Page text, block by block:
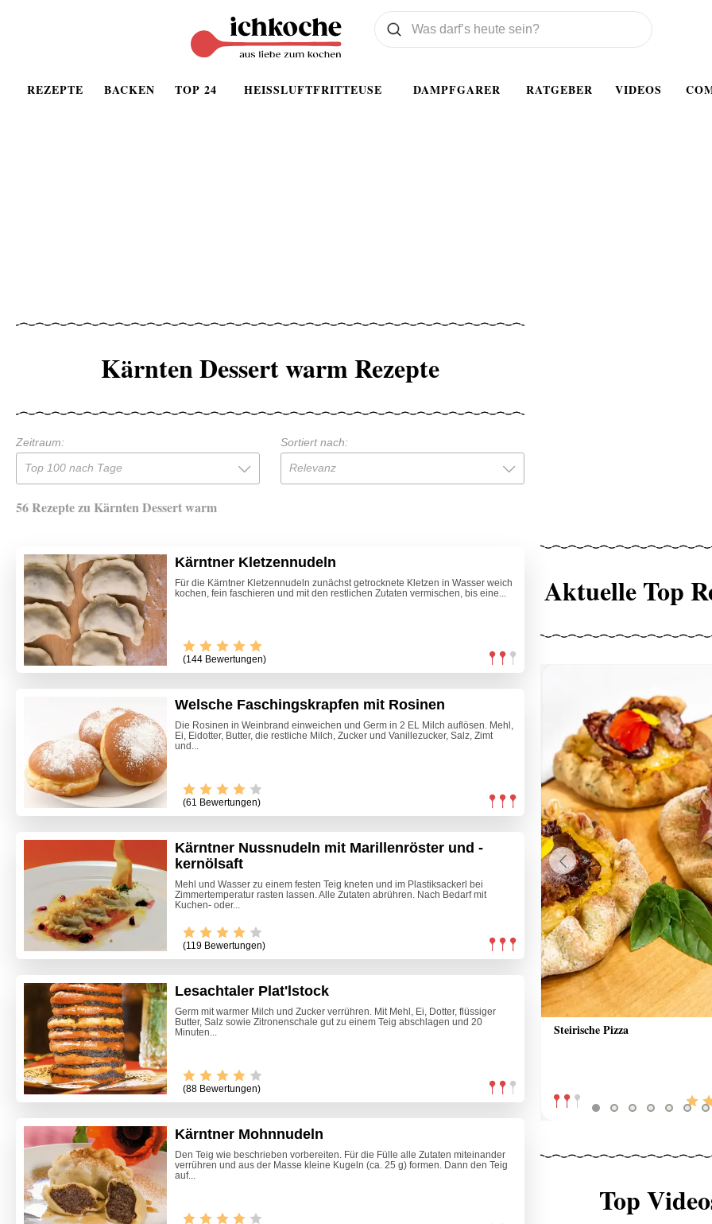
REZEPTE BACKEN TOP 24 HEISSLUFTFRITTEUSE DAMPFGARER RATGEBER VIDEOS
Was wollen Sie suchen
Suchen
Kärnten Dessert warm Rezepte
Zeitraum:
Top 100 nach Tage
Sortiert nach:
Relevanz
56 Rezepte zu Kärnten Dessert warm
Kärntner Kletzennudeln
Für die Kärntner Kletzennudeln zunächst getrocknete Kletzen in Wasser weich
kochen, fein faschieren und mit den restlichen Zutaten vermischen, bis eine...
(144 Bewertungen)
Welsche Faschingskrapfen mit Rosinen
Die Rosinen in Weinbrand einweichen und Germ in 2 EL Milch auflösen. Mehl,
Ei, Eidotter, Butter, die restliche Milch, Zucker und Vanillezucker, Salz, Zimt
und...
(61 Bewertungen)
Kärntner Nussnudeln mit Marillenröster und -
kernölsaft
Mehl und Wasser zu einem festen Teig kneten und im Plastiksackerl bei
Zimmertemperatur rasten lassen. Alle Zutaten abrühren. Nach Bedarf mit
Kuchen- oder...
(119 Bewertungen)
Lesachtaler Plat'lstock
Germ mit warmer Milch und Zucker verrühren. Mit Mehl, Ei, Dotter, flüssiger
Butter, Salz sowie Zitronenschale gut zu einem Teig abschlagen und 20
Minuten...
(88 Bewertungen)
Kärntner Mohnnudeln
Den Teig wie beschrieben vorbereiten. Für die Fülle alle Zutaten miteinander
verrühren und aus der Masse kleine Kugeln (ca. 25 g) formen. Dann den Teig
auf...
Aktuelle Top
Steirische Pizza
Hochzeit Cupcakes
Previous
Top